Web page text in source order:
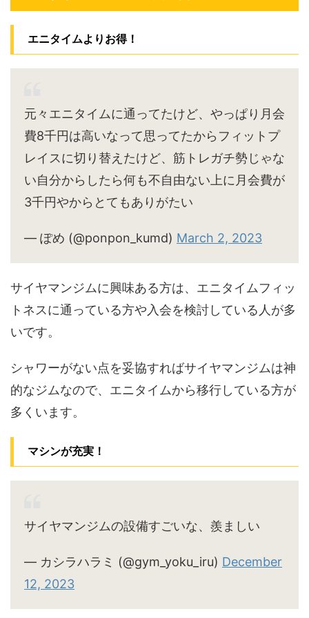
エニタイムよりお得！
元々エニタイムに通ってたけど、やっぱり月会
費8千円は高いなって思ってたからフィットプ
レイスに切り替えたけど、筋トレガチ勢じゃな
い自分からしたら何も不自由ない上に月会費が
3千円やからとてもありがたい
— ぽめ (@ponpon_kumd) March 2, 2023
サイヤマンジムに興味ある方は、エニタイムフィッ
トネスに通っている方や入会を検討している人が多
いです。
シャワーがない点を妥協すればサイヤマンジムは神
的なジムなので、エニタイムから移行している方が
多くいます。
マシンが充実！
サイヤマンジムの設備すごいな、羨ましい
— カシラハラミ (@gym_yoku_iru) December
12, 2023